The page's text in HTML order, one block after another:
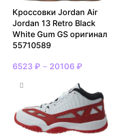
Кроссовки Jordan Air
Jordan 13 Retro Black
White Gum GS оригинал
55710589
6523 ₽ – 20106 ₽